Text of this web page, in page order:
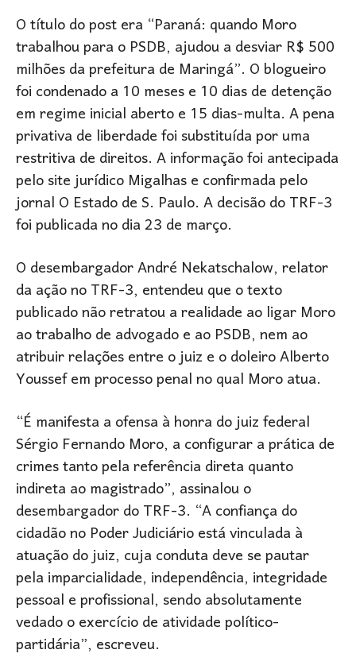
O título do post era “Paraná: quando Moro
trabalhou para o PSDB, ajudou a desviar R$ 500
milhões da prefeitura de Maringá”. O blogueiro
foi condenado a 10 meses e 10 dias de detenção
em regime inicial aberto e 15 dias-multa. A pena
privativa de liberdade foi substituída por uma
restritiva de direitos. A informação foi antecipada
pelo site jurídico Migalhas e confirmada pelo
jornal O Estado de S. Paulo. A decisão do TRF-3
foi publicada no dia 23 de março.
O desembargador André Nekatschalow, relator
da ação no TRF-3, entendeu que o texto
publicado não retratou a realidade ao ligar Moro
ao trabalho de advogado e ao PSDB, nem ao
atribuir relações entre o juiz e o doleiro Alberto
Youssef em processo penal no qual Moro atua.
“É manifesta a ofensa à honra do juiz federal
Sérgio Fernando Moro, a configurar a prática de
crimes tanto pela referência direta quanto
indireta ao magistrado”, assinalou o
desembargador do TRF-3. “A confiança do
cidadão no Poder Judiciário está vinculada à
atuação do juiz, cuja conduta deve se pautar
pela imparcialidade, independência, integridade
pessoal e profissional, sendo absolutamente
vedado o exercício de atividade político-
partidária”, escreveu.